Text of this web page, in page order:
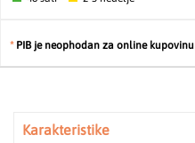
*PIB je neophodan za online kupovinu
Karakteristike